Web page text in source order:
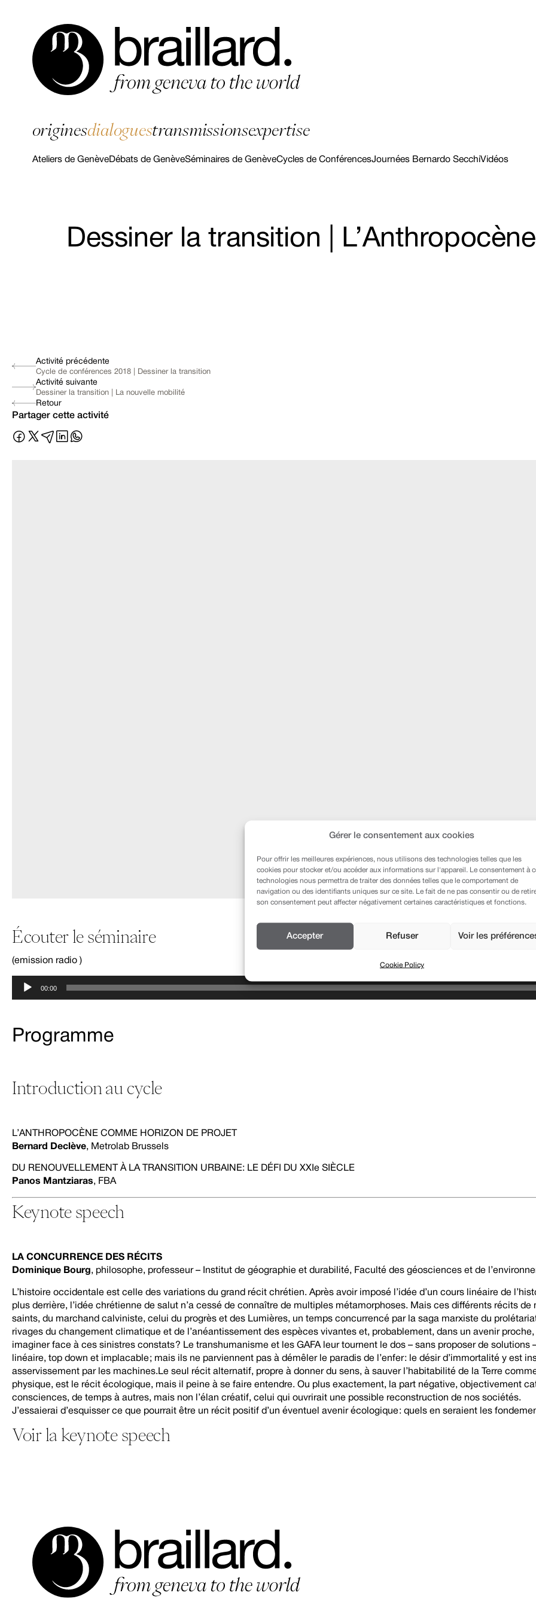
Gérer le consentement aux cookies
Pour offrir les meilleures expériences, nous utilisons des technologies telles que les
cookies pour stocker et/ou accéder aux informations sur l'appareil. Le consentement à
technologies nous permettra de traiter des données telles que le comportement de
navigation ou des identifiants uniques sur ce site. Le fait de ne pas consentir ou de
son consentement peut affecter négativement certaines caractéristiques et fonctions.
Accepter Refuser Voir les
Cookie Policy
originesdialoguestransmissionsexpertise
Ateliers de GenèveDébats de GenèveSéminaires de GenèveCycles de ConférencesJournées Bernardo SecchiVidéos
Dessiner la transition |
Activité précédente
Cycle de conférences 2018 | Dessiner la transition
Activité suivante
Dessiner la transition | La nouvelle mobilité
Retour
Partager cette activité
Écouter le séminaire
(emission radio )
Lecteur
audio
00:00
Programme
Introduction au cycle
L’ANTHROPOCÈNE COMME HORIZON DE PROJET
Bernard Declève, Metrolab Brussels
DU RENOUVELLEMENT À LA TRANSITION URBAINE: LE DÉFI DU XXIe SIÈCLE
Panos Mantziaras, FBA
Keynote speech
LA CONCURRENCE DES RÉCITS
Dominique Bourg, philosophe, professeur – Institut de géographie et durabilité, Faculté des géosciences et de
L’histoire occidentale est celle des variations du grand récit chrétien. Après avoir imposé l’idée d’un cours linéaire de
plus derrière, l’idée chrétienne de salut n’a cessé de connaître de multiples métamorphoses. Mais ces différents récits
saints, du marchand calviniste, celui du progrès et des Lumières, un temps concurrencé par la saga marxiste du
rivages du changement climatique et de l’anéantissement des espèces vivantes et, probablement, dans un avenir
imaginer face à ces sinistres constats ? Le transhumanisme et les GAFA leur tournent le dos – sans proposer de solutions
linéaire, top down et implacable ; mais ils ne parviennent pas à démêler le paradis de l’enfer : le désir d’immortalité y est
asservissement par les machines.Le seul récit alternatif, propre à donner du sens, à sauver l’habitabilité de la Terre
physique, est le récit écologique, mais il peine à se faire entendre. Ou plus exactement, la part négative, objectivement
consciences, de temps à autres, mais non l’élan créatif, celui qui ouvrirait une possible reconstruction de nos sociétés.
J’essaierai d’esquisser ce que pourrait être un récit positif d’un éventuel avenir écologique : quels en seraient les
Voir la keynote speech